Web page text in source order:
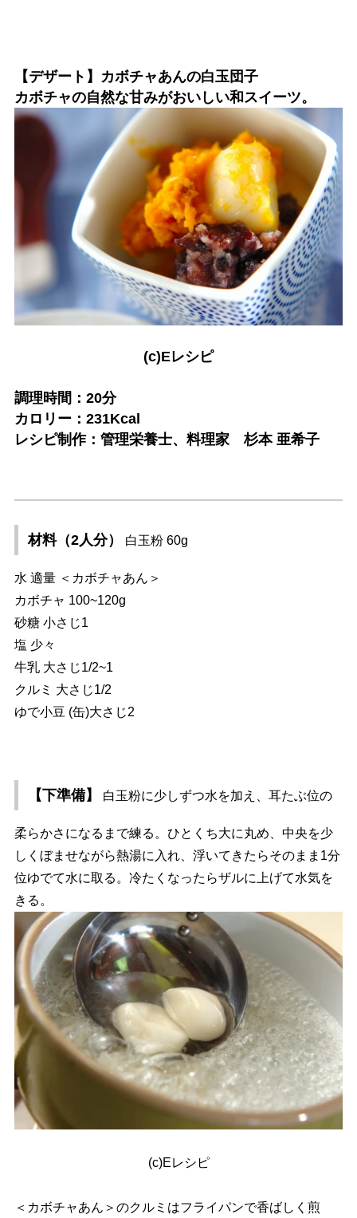
【デザート】カボチャあんの白玉団子
カボチャの自然な甘みがおいしい和スイーツ。
(c)Eレシピ
調理時間：20分
カロリー：231Kcal
レシピ制作：管理栄養士、料理家 杉本 亜希子
材料（2人分） 白玉粉 60g
水 適量 ＜カボチャあん＞
カボチャ 100~120g
砂糖 小さじ1
塩 少々
牛乳 大さじ1/2~1
クルミ 大さじ1/2
ゆで小豆 (缶)大さじ2
【下準備】 白玉粉に少しずつ水を加え、耳たぶ位の
柔らかさになるまで練る。ひとくち大に丸め、中央を少
しくぼませながら熱湯に入れ、浮いてきたらそのまま1分
位ゆでて水に取る。冷たくなったらザルに上げて水気を
きる。
(c)Eレシピ
＜カボチャあん＞のクルミはフライパンで香ばしく煎